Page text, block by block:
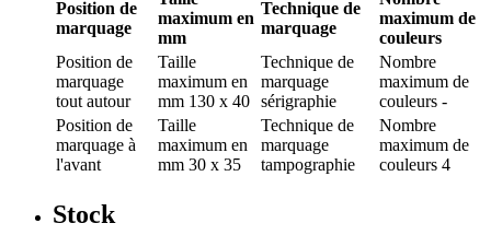
Position de
marquage
maximum en
mm
Technique de
marquage
maximum de
couleurs
Position de
marquage
tout autour
Taille
maximum en
mm 130 x 40
Technique de
marquage
sérigraphie
Nombre
maximum de
couleurs -
Position de
marquage à
l'avant
Taille
maximum en
mm 30 x 35
Technique de
marquage
tampographie
Nombre
maximum de
couleurs 4
Stock